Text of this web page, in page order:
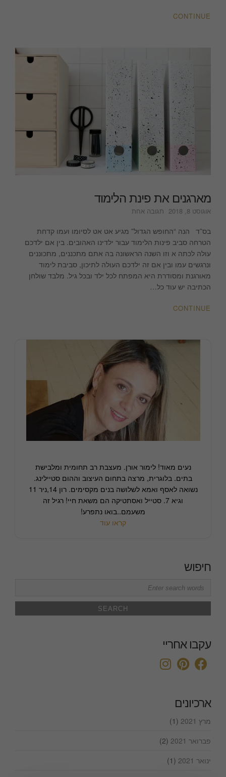
CONTINUE
מארגנים את פינת הלימוד
אוגוסט 8, 2018 תגובה אחת
את
פינת
הלימוד
בס”ד הנה “החופש הגדול” מגיע אט אט לסיומו ועמו קדחת
הטרחה סביב פינות הלימוד עבור ילדינו האהובים. בין אם ילדכם
עולה לכתה א וזו השנה הראשונה בה אתם מתכננים, מתכוננים
ונרגשים עמו ובין אם זה ילדכם העולה לתיכון, סביבת לימוד
מאורגנת ומסודרת היא המפתח לכל ילד ובכל גיל. מלבד שולחן
הכתיבה יש עוד כל…
CONTINUE
נעים מאוד! לימור אורן. מעצבת רב תחומית ומלבישת
בתים. בלוגרית, מרצה בתחום העיצוב וההום סטיילינג.
נשואה לאסף ואמא לשלושה בנים מקסימים. רון 14,ניר 11
וגיא 7. סטייל ואסתטיקה הם משאת חיי! רגיל זה
משעמם..בואו נתפרע!
קראו עוד
חיפוש
Search
עקבו אחריי
ארכיונים
מרץ 2021
(1)
פברואר 2021
(2)
ינואר 2021
(1)